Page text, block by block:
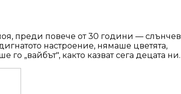
преди повече от 30 години — слънчев
настроение, нямаше цветята,
„вайбът", както казват сега децата ни.